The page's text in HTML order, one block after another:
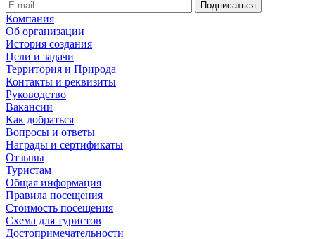
Компания
Об организации
История создания
Цели и задачи
Территория и Природа
Контакты и реквизиты
Руководство
Вакансии
Как добраться
Вопросы и ответы
Награды и сертификаты
Отзывы
Туристам
Общая информация
Правила посещения
Стоимость посещения
Схема для туристов
Достопримечательности